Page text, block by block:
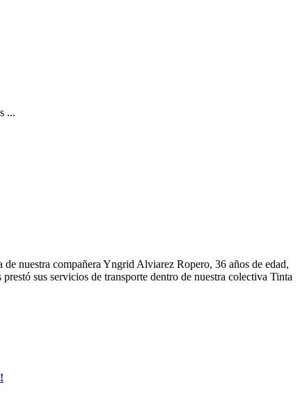
...
nuestra compañera Yngrid Alviarez Ropero, 36 años de edad,
sus servicios de transporte dentro de nuestra colectiva Tinta